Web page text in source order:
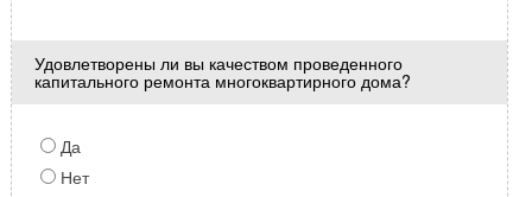
Удовлетворены ли вы качеством проведенного
капитального ремонта многоквартирного дома?
Да
Нет